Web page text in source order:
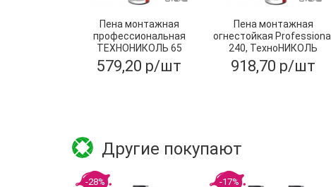
Пена монтажная
профессиональная
ТЕХНОНИКОЛЬ 65
MAXIMUM зимняя
579,20 р/шт
Пена монтажная
огнестойкая Professional
240, ТехноНИКОЛЬ
918,70 р/шт
Другие покупают
-28% -17%